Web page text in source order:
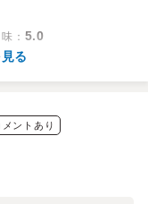
味 ： 5.0
る
ントあり